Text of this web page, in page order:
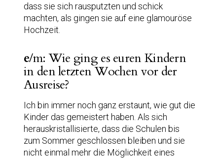
dass sie sich rausputzten und schick
machten, als gingen sie auf eine glamouröse
Hochzeit.
e/m: Wie ging es euren Kindern
in den letzten Wochen vor der
Ausreise?
Ich bin immer noch ganz erstaunt, wie gut die
Kinder das gemeistert haben. Als sich
herauskristallisierte, dass die Schulen bis
zum Sommer geschlossen bleiben und sie
nicht einmal mehr die Möglichkeit eines